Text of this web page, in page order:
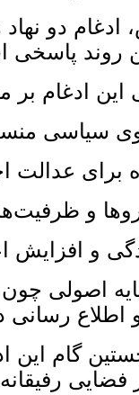
ادغام دو
روند پاسخی
ادغام بر
سیاسی
برای عدالت
و
و افزایش
اصولی
اطلاع‌
گام
فضایی